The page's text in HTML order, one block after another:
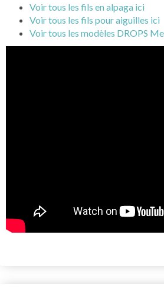
Voir tous les fils en alpaga ici
Voir tous les fils pour aiguilles ici
Voir tous les modèles DROPS